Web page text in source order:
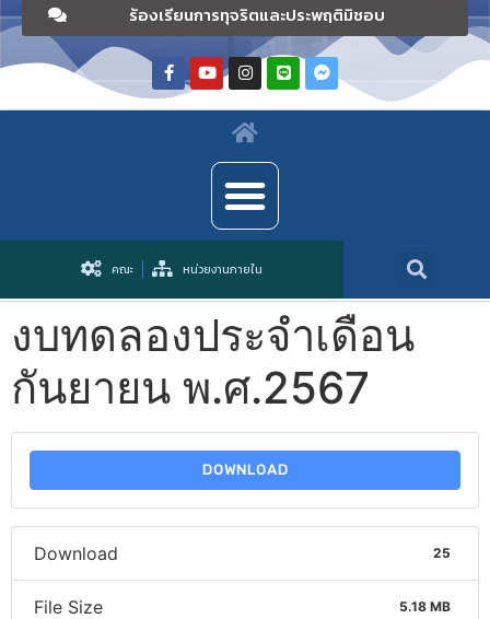
ร้องเรียนการทุจริตและประพฤติมิชอบ
คณะ หน่วยงานภายใน
งบทดลองประจำเดือน
กันยายน พ.ศ.2567
DOWNLOAD
Download 25
File Size 5.18 MB